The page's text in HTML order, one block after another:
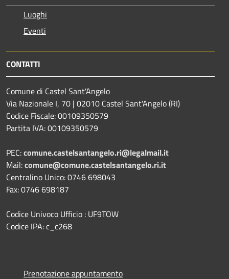
Luoghi
Eventi
CONTATTI
Comune di Castel Sant'Angelo
Via Nazionale I, 70 | 02010 Castel Sant'Angelo (RI)
Codice Fiscale: 00109350579
Partita IVA: 00109350579
PEC:comune.castelsantangelo.ri@legalmail.it
Mail:comune@comune.castelsantangelo.ri.it
Centralino Unico: 0746 698043
Fax: 0746 698187
Codice Univoco Ufficio : UF9TOW
Codice IPA: c_c268
Prenotazione appuntamento